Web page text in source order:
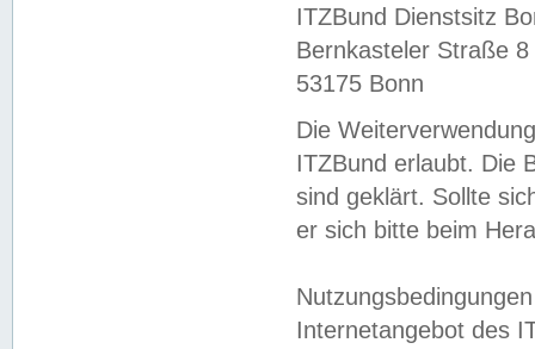
ITZBund Dienstsitz
Bernkasteler Straße 8
53175 Bonn
Die
ITZBund erlaubt. Die
sind geklärt. Sollte
er sich bitte beim
Internetangebot des